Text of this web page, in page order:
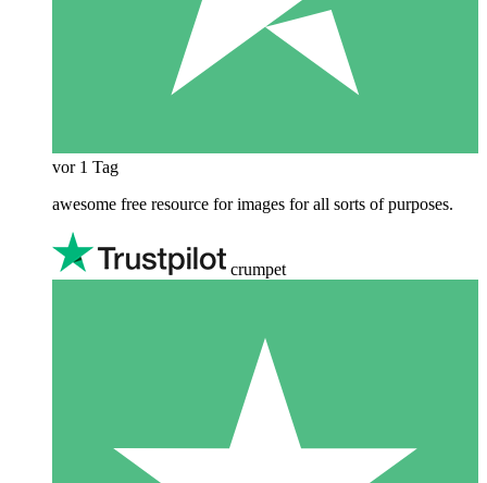
vor 1 Tag
awesome free resource for images for all sorts of purposes.
crumpet